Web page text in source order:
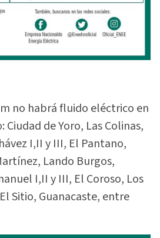
no habrá fluido eléctrico en
Ciudad de Yoro, Las Colinas,
I,II y III, El Pantano,
Lando Burgos,
I,II y III, El Coroso, Los
Sitio, Guanacaste, entre